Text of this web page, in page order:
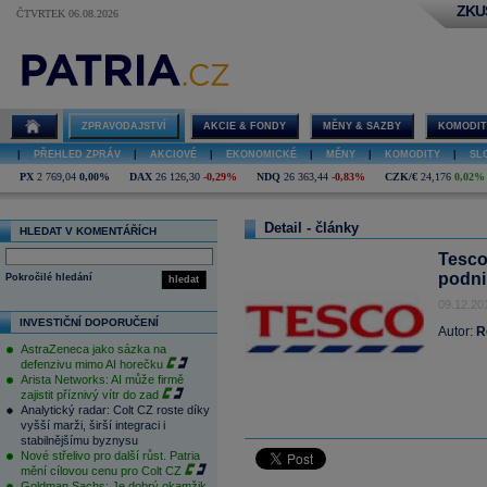
ČTVRTEK 06.08.2026
ZPRAVODAJSTVÍ AKCIE & FONDY MĚNY & SAZBY
PŘEHLED ZPRÁV AKCIOVÉ EKONOMICKÉ MĚNY KOMODITY
PX 2 769,04 0,00% DAX 26 126,30 -0,29% NDQ 26 363,44 -0,83% CZK/€ 24,176 0,02%
HLEDAT V KOMENTÁŘÍCH
hledat
Pokročilé hledání
INVESTIČNÍ DOPORUČENÍ
AstraZeneca jako sázka na
defenzivu mimo AI horečku
Arista Networks: AI může firmě
zajistit příznivý vítr do zad
Analytický radar: Colt CZ roste díky
vyšší marži, širší integraci i
stabilnějšímu byznysu
Nové střelivo pro další růst. Patria
mění cílovou cenu pro Colt CZ
Detail - články
Autor: